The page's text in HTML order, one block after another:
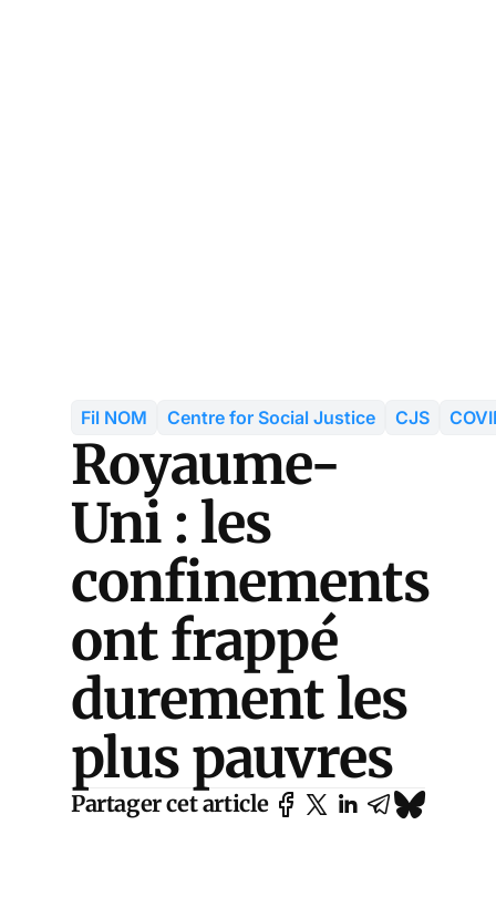
Fil NOM Centre for Social Justice CJS
Royaume-
Uni : les
confinements
ont frappé
durement les
plus pauvres
Partager cet article